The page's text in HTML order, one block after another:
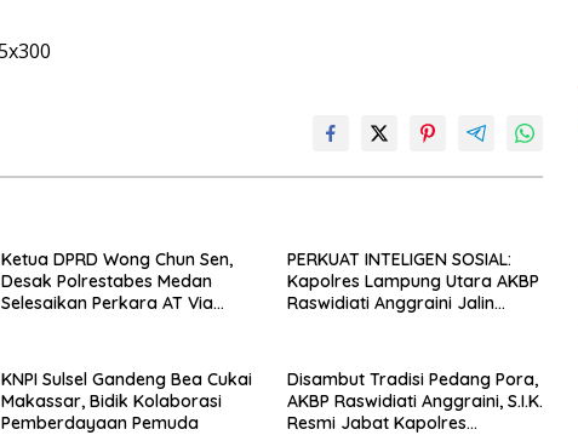
Ketua DPRD Wong Chun Sen,
Desak Polrestabes Medan
Selesaikan Perkara AT Via
PERKUAT INTELIGEN SOSIAL:
Kapolres Lampung Utara AKBP
Raswidiati Anggraini Jalin
KNPI Sulsel Gandeng Bea Cukai
Makassar, Bidik Kolaborasi
Pemberdayaan Pemuda
Disambut Tradisi Pedang Pora,
AKBP Raswidiati Anggraini, S.I.K.
Resmi Jabat Kapolres